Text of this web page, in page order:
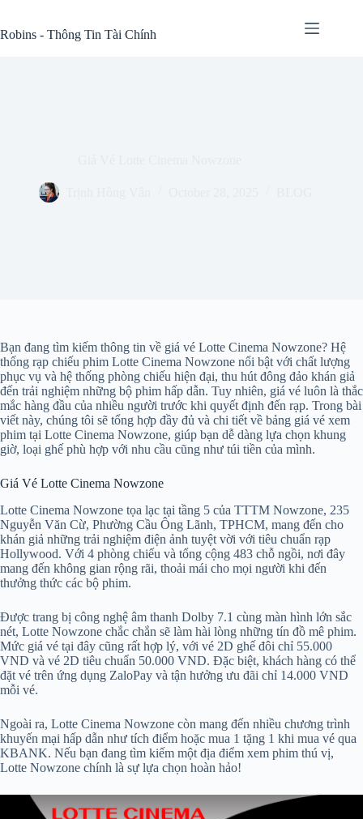
content
Robins - Thông Tin Tài Chính
Bạn đang tìm kiếm thông tin về giá vé Lotte Cinema Nowzone? Hệ
thống rạp chiếu phim Lotte Cinema Nowzone nổi bật với chất lượng
phục vụ và hệ thống phòng chiếu hiện đại, thu hút đông đảo khán giả
đến trải nghiệm những bộ phim hấp dẫn. Tuy nhiên, giá vé luôn là thắc
mắc hàng đầu của nhiều người trước khi quyết định đến rạp. Trong bài
viết này, chúng tôi sẽ tổng hợp đầy đủ và chi tiết về bảng giá vé xem
phim tại Lotte Cinema Nowzone, giúp bạn dễ dàng lựa chọn khung
giờ, loại ghế phù hợp với nhu cầu cũng như túi tiền của mình.
Giá Vé Lotte Cinema Nowzone
Lotte Cinema Nowzone tọa lạc tại tầng 5 của TTTM Nowzone, 235
Nguyễn Văn Cừ, Phường Cầu Ông Lãnh, TPHCM, mang đến cho
khán giả những trải nghiệm điện ảnh tuyệt vời với tiêu chuẩn rạp
Hollywood. Với 4 phòng chiếu và tổng cộng 483 chỗ ngồi, nơi đây
mang đến không gian rộng rãi, thoải mái cho mọi người khi đến
thưởng thức các bộ phim.
Được trang bị công nghệ âm thanh Dolby 7.1 cùng màn hình lớn sắc
nét, Lotte Nowzone chắc chắn sẽ làm hài lòng những tín đồ mê phim.
Mức giá vé tại đây cũng rất hợp lý, với vé 2D ghế đôi chỉ 55.000
VND và vé 2D tiêu chuẩn 50.000 VND. Đặc biệt, khách hàng có thể
đặt vé trên ứng dụng ZaloPay và tận hưởng ưu đãi chỉ 14.000 VND
mỗi vé.
Ngoài ra, Lotte Cinema Nowzone còn mang đến nhiều chương trình
khuyến mại hấp dẫn như tích điểm hoặc mua 1 tặng 1 khi mua vé qua
KBANK. Nếu bạn đang tìm kiếm một địa điểm xem phim thú vị,
Lotte Nowzone chính là sự lựa chọn hoàn hảo!